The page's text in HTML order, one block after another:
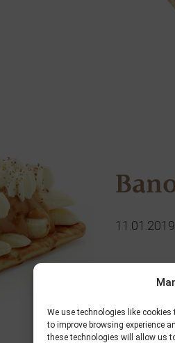
We use technologies like
to improve browsing experience
these technologies will allow us
11.01.2019